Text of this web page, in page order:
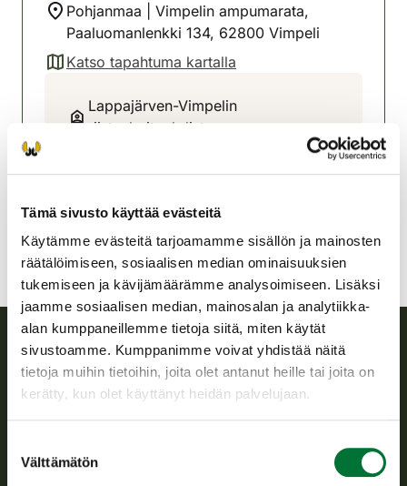
Tämä sivusto käyttää evästeitä
Käytämme evästeitä tarjoamamme sisällön ja mainosten
räätälöimiseen, sosiaalisen median ominaisuuksien
tukemiseen ja kävijämäärämme analysoimiseen. Lisäksi
jaamme sosiaalisen median, mainosalan ja analytiikka-
alan kumppaneillemme tietoja siitä, miten käytät
sivustoamme. Kumppanimme voivat yhdistää näitä
tietoja muihin tietoihin, joita olet antanut heille tai joita on
kerätty, kun olet käyttänyt heidän palvelujaan.
valinta
Välttämätön
Pohjanmaa | Vimpelin ampumarata,
Paaluomanlenkki 134, 62800 Vimpeli
Katso tapahtuma kartalla
(avautuu uuteen välilehteen)
Lappajärven-Vimpelin
riistanhoitoyhdistys
050 5282156
Suomen riistakeskus
toimeenpanosta sekä vastaa sille säädetyistä julkisista
hallintotehtävistä.